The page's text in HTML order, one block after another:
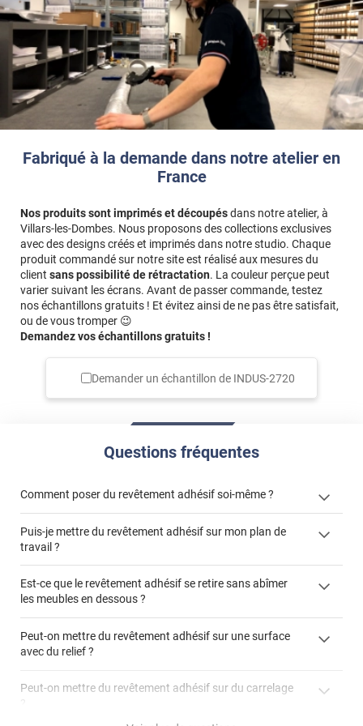
Fabriqué à la demande dans notre atelier en
France
Nos produits sont imprimés et découpésdans notre atelier, à
Villars-les-Dombes. Nous proposons des collections exclusives
avec des designs créés et imprimés dans notre studio. Chaque
produit commandé sur notre site est réalisé aux mesures du
client sans possibilité de rétractation. La couleur perçue peut
varier suivant les écrans. Avant de passer commande, testez
nos échantillons gratuits ! Et évitez ainsi de ne pas être satisfait,
ou de vous tromper 😉
Demandez vos échantillons gratuits !
Demander un échantillon de INDUS-2720
Questions fréquentes
Comment poser du revêtement adhésif soi-même ?
« Comment poser un revêtement adhésif ? »
Puis-je mettre du revêtement adhésif sur mon plan de
travail ?
revêtement adhésif sur un plan de travail de cuisine ?"
Est-ce que le revêtement adhésif se retire sans abîmer
les meubles en dessous ?
Peut-on mettre du revêtement adhésif sur une surface
avec du relief ?
Peut-on mettre du revêtement adhésif sur du carrelage